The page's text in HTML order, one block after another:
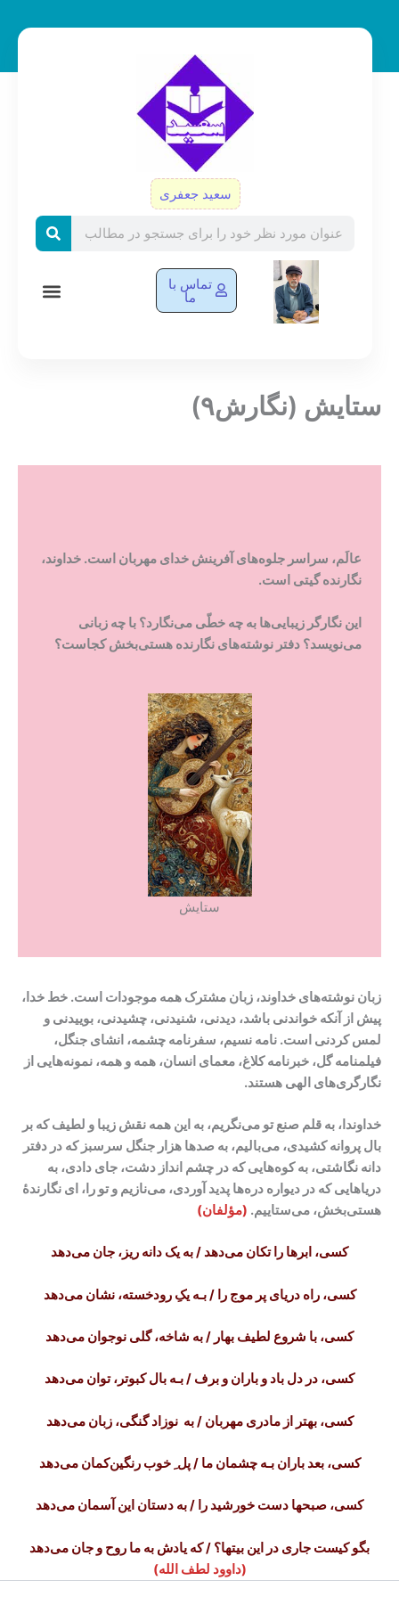
سعید جعفری
تماس با
ما
ستایش (نگارش۹)
عالَم، سراسر جلوه‌های آفرینش خدای مهربان است. خداوند،
نگارنده گیتی است.
این نگارگر زیبایی‌ها به چه خطّی می‌نگارد؟ با چه زبانی
می‌نویسد؟ دفتر نوشته‌های نگارنده هستی‌بخش کجاست؟
ستایش
زبان نوشته‌های خداوند، زبان مشترک همه موجودات است. خط خدا،
پیش از آنکه خواندنی باشد، دیدنی، شنیدنی، چشیدنی، بوییدنی و
لمس کردنی است. نامه نسیم، سفرنامه چشمه، انشای جنگل،
فیلمنامه گل، خبرنامه کلاغ، معمای انسان، همه و همه، نمونه‌هایی از
نگارگری‌های الهی هستند.
خداوندا، به قلم صنع تو می‌نگریم، به این همه نقش زیبا و لطیف که بر
بال پروانه کشیدی، می‌بالیم، به صدها هزار جنگل سرسبز که در دفتر
دانه نگاشتی، به کوه‌هایی که در چشم انداز دشت، جای دادی، به
دریاهایی که در دیواره دره‌ها پدید آوردی، می‌نازیم و تو را، ای نگارندۀ
هستی‌بخش، می‌ستاییم. (مؤلفان)
کسی، ابرها را تکان می‌دهد / به یک دانه ریز، جان می‌دهد
کسی، راه دریای پر موج را / بـه یکِ رودخسته، نشان می‌دهد
کسی، با شروع لطیف بهار / به شاخه، گلی نوجوان می‌دهد
کسی، در دل باد و باران و برف / بـه بال کبوتر، توان می‌دهد
کسی، بهتر از مادری مهربان / به نوزاد گنگی، زبان می‌دهد
کسی، بعد باران بـه چشمان ما / پل ِ خوب رنگین‌کمان می‌دهد
کسی، صبحها دست خورشید را / به دستان این آسمان می‌دهد
بگو کیست جاری در این بیتها؟ / که یادش به ما روح و جان می‌دهد
(داوود لطف الله)